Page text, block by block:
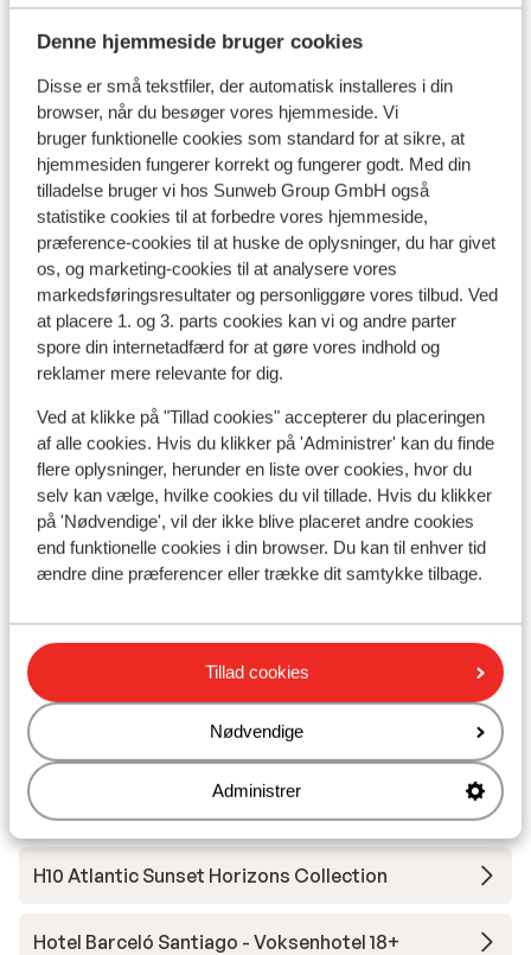
Denne hjemmeside bruger cookies
Disse er små tekstfiler, der automatisk installeres i din
browser, når du besøger vores hjemmeside. Vi
bruger funktionelle cookies som standard for at sikre, at
hjemmesiden fungerer korrekt og fungerer godt. Med din
tilladelse bruger vi hos Sunweb Group GmbH også
statistike cookies til at forbedre vores hjemmeside,
præference-cookies til at huske de oplysninger, du har givet
os, og marketing-cookies til at analysere vores
markedsføringsresultater og personliggøre vores tilbud. Ved
at placere 1. og 3. parts cookies kan vi og andre parter
spore din internetadfærd for at gøre vores indhold og
reklamer mere relevante for dig.
Ved at klikke på "Tillad cookies" accepterer du placeringen
af alle cookies. Hvis du klikker på 'Administrer' kan du finde
flere oplysninger, herunder en liste over cookies, hvor du
selv kan vælge, hvilke cookies du vil tillade. Hvis du klikker
på 'Nødvendige', vil der ikke blive placeret andre cookies
end funktionelle cookies i din browser. Du kan til enhver tid
ændre dine præferencer eller trække dit samtykke tilbage.
Tillad cookies
Nødvendige
Administrer
Andre overnatningssteder i Tenerife
Hotel Royal Hideaway Corales Beach -
voksenhotel
Royal Hideaway Corales Villas
Domes Baobab Suites
Hotel GF Victoria
Tivoli La Caleta
Hotel Villa Cortes
Iberostar Selection Sábila - voksenhotel
Iberostar Selection Anthelia
Hotel Princess Inspire Tenerife - Voksenhotel
Hotel Spring Arona Gran
H10 Atlantic Sunset Horizons Collection
Hotel Barceló Santiago - Voksenhotel 18+